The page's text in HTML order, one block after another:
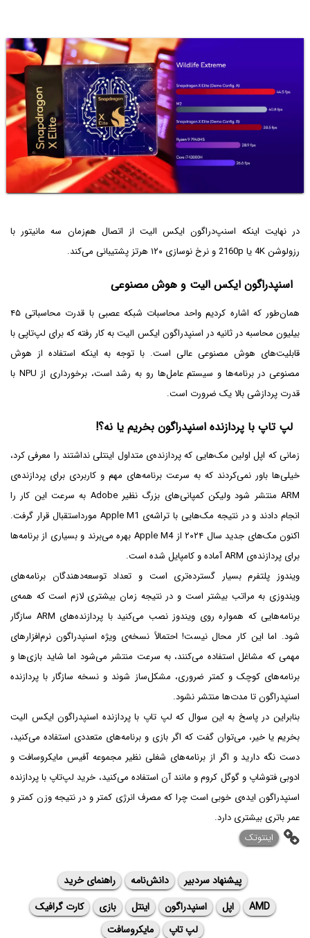
در نهایت اینکه اسنپ‌دراگون ایکس الیت از اتصال هم‌زمان سه مانیتور با
رزولوشن 4K یا 2160p و نرخ نوسازی ۱۲۰ هرتز پشتیبانی می‌کند.
اسنپدراگون ایکس الیت و هوش مصنوعی
همان‌طور که اشاره کردیم واحد محاسبات شبکه عصبی با قدرت محاسباتی ۴۵
بیلیون محاسبه در ثانیه در اسنپدراگون ایکس الیت به کار رفته که برای لپ‌تاپی با
قابلیت‌های هوش مصنوعی عالی است. با توجه به اینکه استفاده از هوش
مصنوعی در برنامه‌ها و سیستم عامل‌ها رو به رشد است، برخورداری از NPU با
قدرت پردازشی بالا یک ضرورت است.
لپ تاپ با پردازنده اسنپدراگون بخریم یا نه؟!
زمانی که اپل اولین مک‌هایی که پردازنده‌ی متداول اینتلی نداشتند را معرفی کرد،
خیلی‌ها باور نمی‌کردند که به سرعت برنامه‌های مهم و کاربردی برای پردازنده‌ی
ARM منتشر شود ولیکن کمپانی‌های بزرگ نظیر Adobe به سرعت این کار را
انجام دادند و در نتیجه مک‌هایی با تراشه‌ی Apple M1 مورداستقبال قرار گرفت.
اکنون مک‌های جدید سال ۲۰۲۴ از Apple M4 بهره می‌برند و بسیاری از برنامه‌ها
برای پردازنده‌ی ARM آماده و کامپایل شده است.
ویندوز پلتفرم بسیار گسترده‌تری است و تعداد توسعه‌دهندگان برنامه‌های
ویندوزی به مراتب بیشتر است و در نتیجه زمان بیشتری لازم است که همه‌ی
برنامه‌هایی که همواره روی ویندوز نصب می‌کنید با پردازنده‌های ARM سازگار
شود. اما این کار محال نیست! احتمالاً نسخه‌ی ویژه اسنپدراگون نرم‌افزارهای
مهمی که مشاغل استفاده می‌کنند، به سرعت منتشر می‌شود اما شاید بازی‌ها و
برنامه‌های کوچک و کمتر ضروری، مشکل‌ساز شوند و نسخه سازگار با پردازنده
اسنپدراگون تا مدت‌ها منتشر نشود.
بنابراین در پاسخ به این سوال که لپ تاپ با پردازنده اسنپدراگون ایکس الیت
بخریم یا خیر، می‌توان گفت که اگر بازی و برنامه‌های متعددی استفاده می‌کنید،
دست نگه دارید و اگر از برنامه‌های شغلی نظیر مجموعه آفیس مایکروسافت و
ادوبی فتوشاپ و گوگل کروم و مانند آن استفاده می‌کنید، خرید لپ‌تاپ با پردازنده
اسنپدراگون ایده‌ی خوبی است چرا که مصرف انرژی کمتر و در نتیجه وزن کمتر و
عمر باتری بیشتری دارد.
اینتوتک
پیشنهاد سردبیر دانش‌نامه
راهنمای خرید
AMD
اپل اسنپدراگون اینتل بازی
کارت گرافیک
لپ تاپ
مایکروسافت